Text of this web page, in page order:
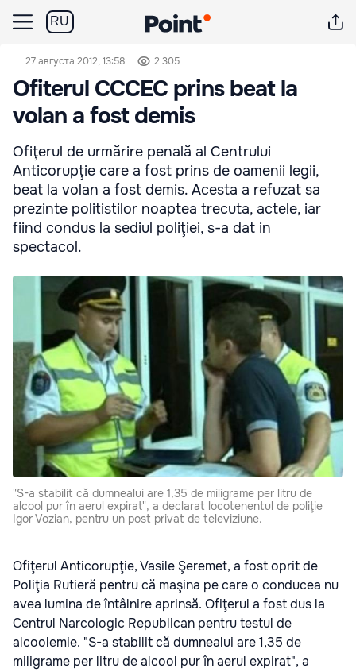
RU
27 августа 2012, 13:58 2 305
Ofiterul CCCEC prins beat la
volan a fost demis
Ofiţerul de urmărire penală al Centrului
Anticorupţie care a fost prins de oamenii legii,
beat la volan a fost demis. Acesta a refuzat sa
prezinte politistilor noaptea trecuta, actele, iar
fiind condus la sediul poliţiei, s-a dat in
spectacol.
"S-a stabilit că dumnealui are 1,35 de miligrame per litru de
alcool pur în aerul expirat", a declarat locotenentul de poliţie
Igor Vozian, pentru un post privat de televiziune.
Ofiţerul Anticorupţie, Vasile Şeremet, a fost oprit de
Poliţia Rutieră pentru că maşina pe care o conducea nu
avea lumina de întâlnire aprinsă. Ofiţerul a fost dus la
Centrul Narcologic Republican pentru testul de
alcoolemie. "S-a stabilit că dumnealui are 1,35 de
miligrame per litru de alcool pur în aerul expirat", a